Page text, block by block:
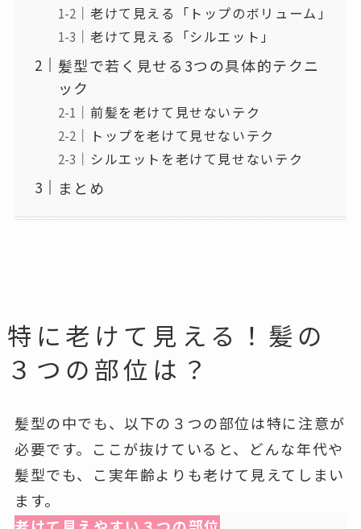
老けて見える「トップのボリューム」
老けて見える「シルエット」
髪型で若く見せる3つの具体的テクニ
ック
前髪を老けて見せないテク
トップを老けて見せないテク
シルエットを老けて見せないテク
まとめ
特に老けて見える！髪の
３つの部位は？
髪型の中でも、以下の３つの部位は特に注意が
必要です。ここが抜けていると、どんな年代や
髪型でも、こ実年齢よりも老けて見えてしまい
ます。